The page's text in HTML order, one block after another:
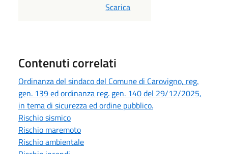
PDF
Scarica
Contenuti correlati
Ordinanza del sindaco del Comune di Carovigno, reg.
gen. 139 ed ordinanza reg. gen. 140 del 29/12/2025,
in tema di sicurezza ed ordine pubblico.
Rischio sismico
Rischio maremoto
Rischio ambientale